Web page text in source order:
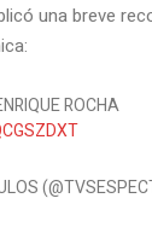
una breve
ROCHA